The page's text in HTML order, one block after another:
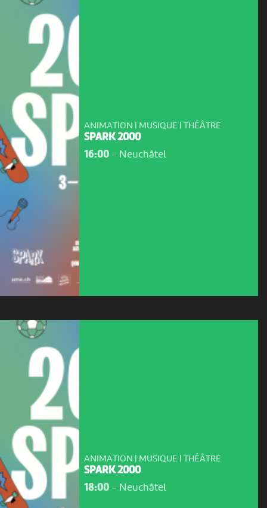
ANIMATION | MUSIQUE | THÉÂTRE
SPARK 2000
16:00- Neuchâtel
ANIMATION | MUSIQUE | THÉÂTRE
SPARK 2000
18:00- Neuchâtel